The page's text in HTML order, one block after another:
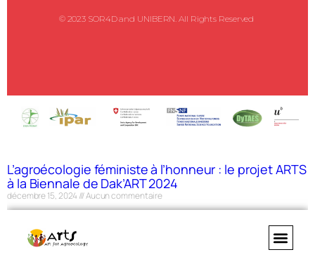
© 2023 SOR4D and UNIBERN. All Rights Reserved ​
L’agroécologie féministe à l’honneur : le projet ARTS
à la Biennale de Dak’ART 2024
décembre 15, 2024 Aucun commentaire